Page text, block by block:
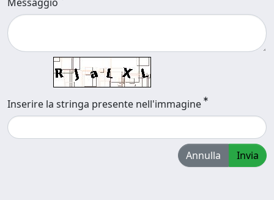
Inserire la stringa presente nell'immagine
Annulla Invia